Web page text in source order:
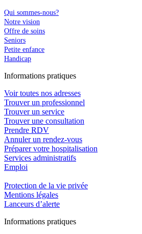
Qui sommes-nous?
Notre vision
Offre de soins
Seniors
Petite enfance
Handicap
Informations pratiques
Voir toutes nos adresses
Trouver un professionnel
Trouver un service
Trouver une consultation
Prendre RDV
Annuler un rendez-vous
Préparer votre hospitalisation
Services administratifs
Emploi​
Protection de la vie privée
Mentions légales
Lanceurs d’alerte
Informations pratiques